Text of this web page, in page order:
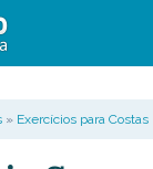
» Exercícios para Costas